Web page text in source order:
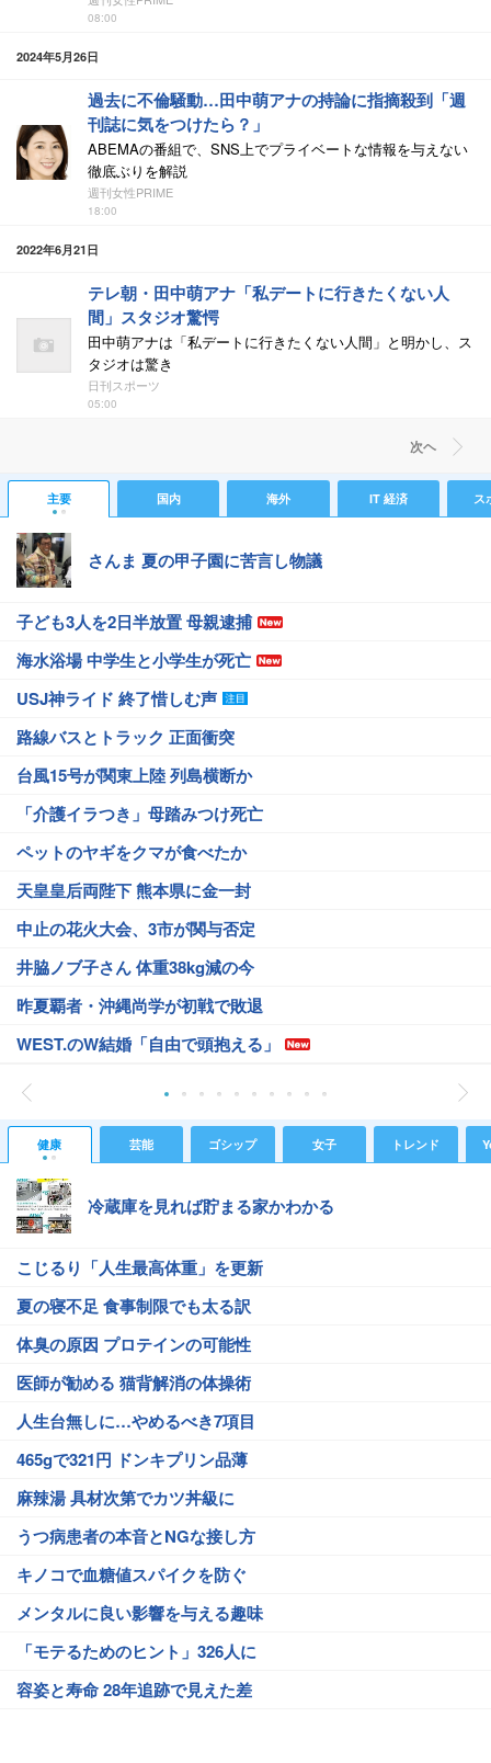
08:00
2024年5月26日
過去に不倫騒動…田中萌アナの持論に指摘殺到「週
刊誌に気をつけたら？」
ABEMAの番組で、SNS上でプライベートな情報を与えない
徹底ぶりを解説
週刊女性PRIME
18:00
2022年6月21日
テレ朝・田中萌アナ「私デートに行きたくない人
間」スタジオ驚愕
田中萌アナは「私デートに行きたくない人間」と明かし、ス
タジオは驚き
日刊スポーツ
05:00
次ヘ
主要 国内 海外 IT 経済 ス
さんま 夏の甲子園に苦言し物議
子ども3人を2日半放置 母親逮捕
海水浴場 中学生と小学生が死亡
USJ神ライド 終了惜しむ声
路線バスとトラック 正面衝突
台風15号が関東上陸 列島横断か
「介護イラつき」母踏みつけ死亡
ペットのヤギをクマが食べたか
天皇皇后両陛下 熊本県に金一封
中止の花火大会、3市が関与否定
井脇ノブ子さん 体重38kg減の今
昨夏覇者・沖縄尚学が初戦で敗退
WEST.のW結婚「自由で頭抱える」
健康 芸能 ゴシップ 女子 トレンド
冷蔵庫を見れば貯まる家かわかる
こじるり「人生最高体重」を更新
夏の寝不足 食事制限でも太る訳
体臭の原因 プロテインの可能性
医師が勧める 猫背解消の体操術
人生台無しに…やめるべき7項目
465gで321円 ドンキプリン品薄
麻辣湯 具材次第でカツ丼級に
うつ病患者の本音とNGな接し方
キノコで血糖値スパイクを防ぐ
メンタルに良い影響を与える趣味
「モテるためのヒント」326人に
容姿と寿命 28年追跡で見えた差